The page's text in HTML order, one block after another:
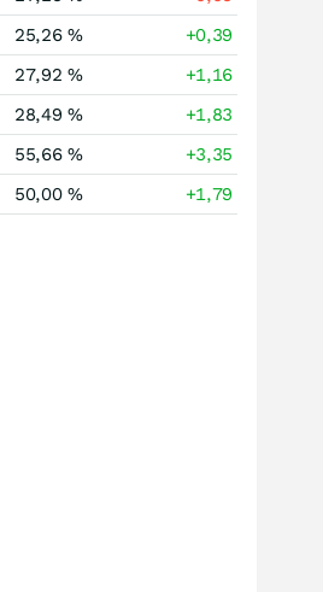
25,26 %
+0,39
27,92 %
+1,16
28,49 %
+1,83
55,66 %
+3,35
50,00 % +1,79